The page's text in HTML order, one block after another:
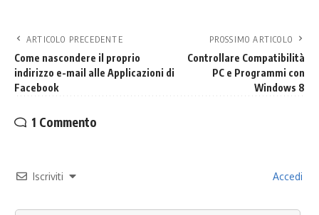
ARTICOLO PRECEDENTE
Come nascondere il proprio
indirizzo e-mail alle Applicazioni di
Facebook
PROSSIMO ARTICOLO
Controllare Compatibilità
PC e Programmi con
Windows 8
1 Commento
Iscriviti Accedi